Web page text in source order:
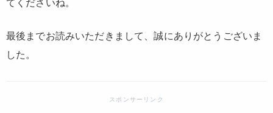
てくださいね。
最後までお読みいただきまして、誠にありがとうございま
した。